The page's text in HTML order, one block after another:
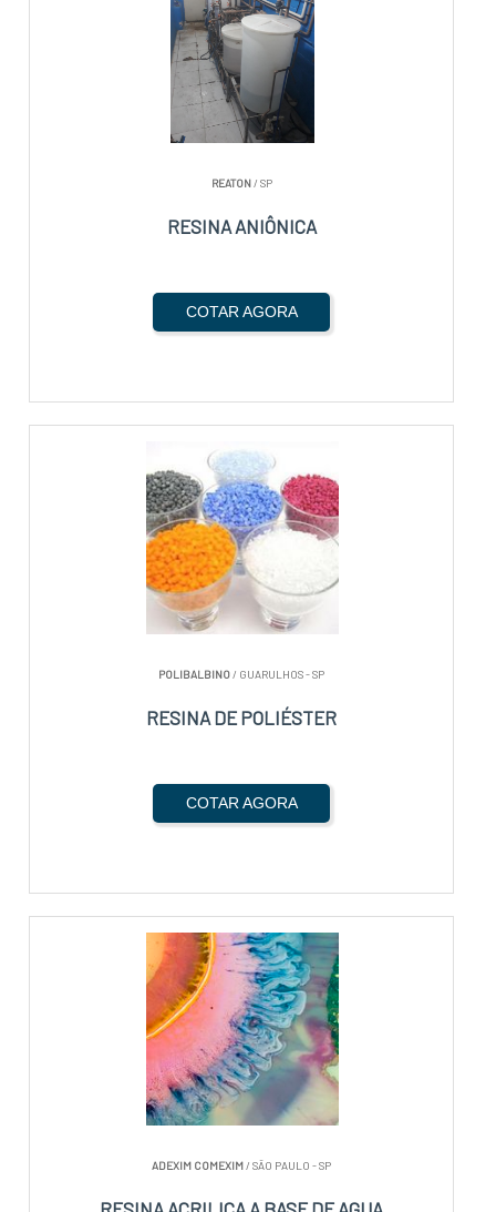
REATON/ SP
RESINA ANIÔNICA
COTAR AGORA
POLIBALBINO/ GUARULHOS - SP
RESINA DE POLIÉSTER
COTAR AGORA
ADEXIM COMEXIM/ SÃO PAULO - SP